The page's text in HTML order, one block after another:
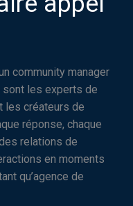
community manager
sont les experts de
les créateurs de
réponse, chaque
relations de
en moments
qu’agence de